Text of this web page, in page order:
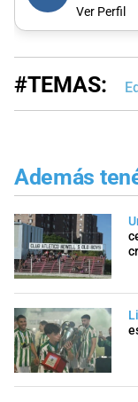
Ver Perfil
#TEMAS:
Además